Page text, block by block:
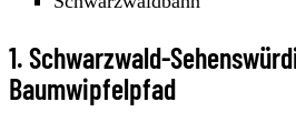
1. Schwarzwald-
Baumwipfelpfad